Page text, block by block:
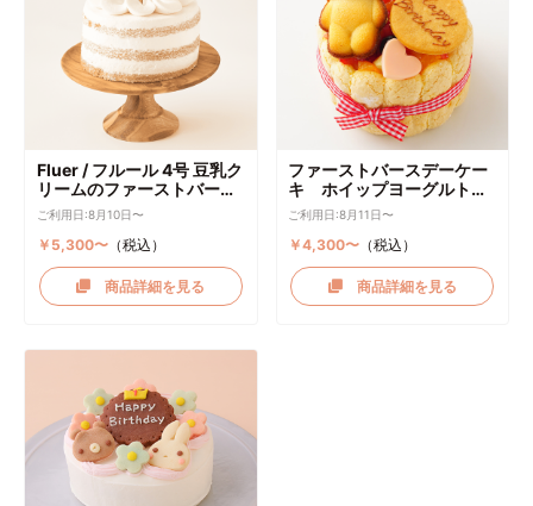
Fluer / フルール 4号 豆乳ク
リームのファーストバース
デーケーキ ケーキトッパー
付き
ご利用日:8月10日〜
￥5,300〜（税込）
商品詳細を見る
ファーストバースデーケー
キ ホイップヨーグルトク
リーム
ご利用日:8月11日〜
￥4,300〜 （税込）
商品詳細を見る